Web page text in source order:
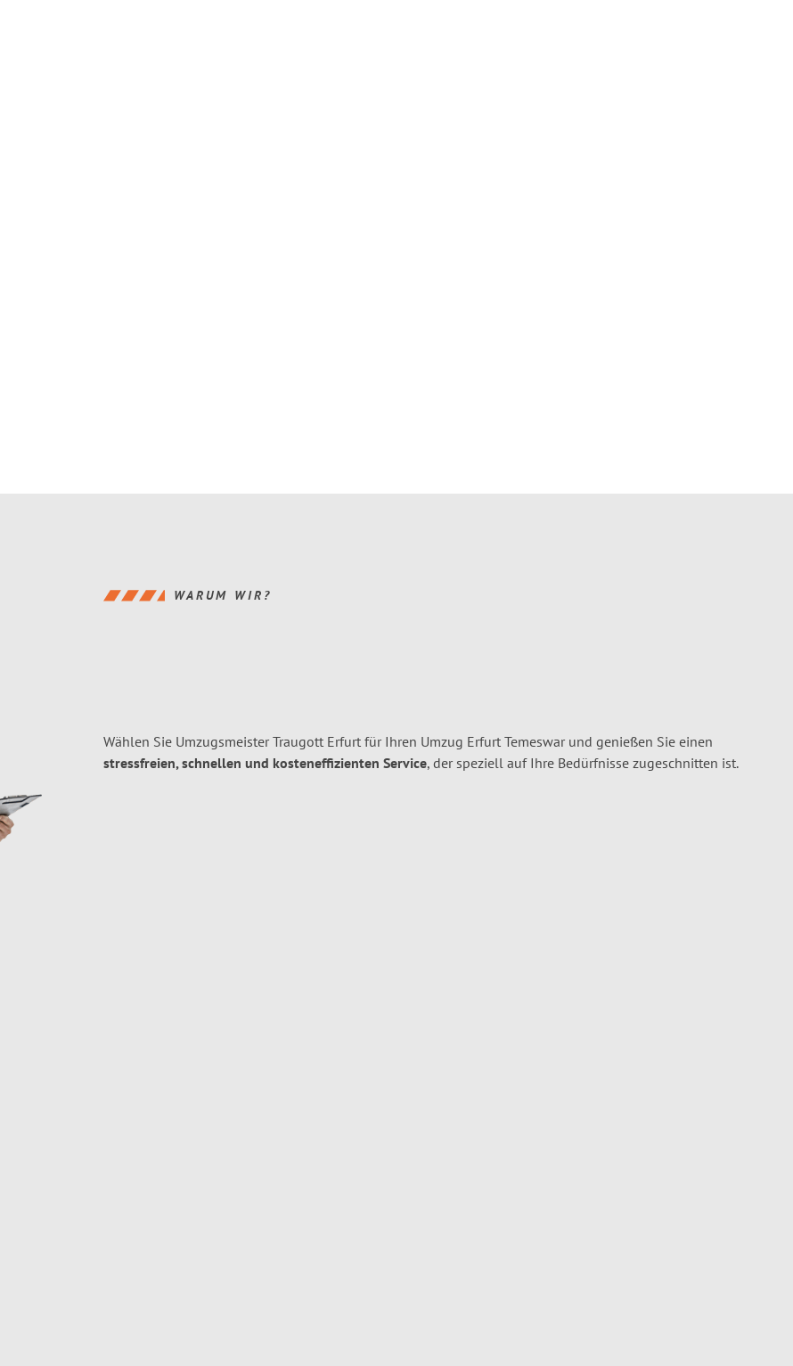
WARUM WIR?
Wählen Sie Umzugsmeister Traugott Erfurt für Ihren Umzug Erfurt Temeswar und genießen Sie einen
stressfreien, schnellen und kosteneffizienten Service, der speziell auf Ihre Bedürfnisse zugeschnitten ist.